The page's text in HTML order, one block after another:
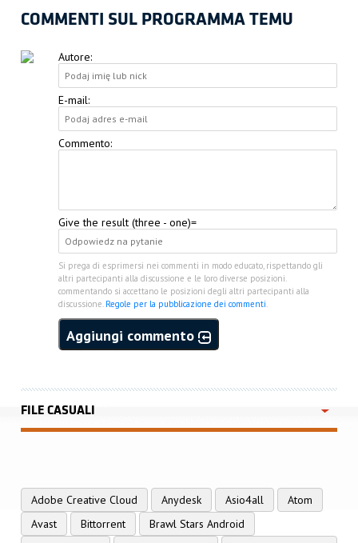
COMMENTI SUL PROGRAMMA TEMU
Autore:
E-mail:
Commento:
Give the result (three - one)=
Si prega di esprimersi nei commenti in modo educato, rispettando gli
altri partecipanti alla discussione e le loro diverse posizioni.
commentando si accettano le posizioni degli altri partecipanti alla
discussione. Regole per la pubblicazione dei commenti.
Aggiungi commento
FILE CASUALI
Adobe Creative Cloud Anydesk Asio4all
Atom
Avast
Bittorrent
Brawl Stars Android